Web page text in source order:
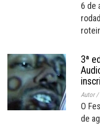
6 de
3ª
Autor/
O
de